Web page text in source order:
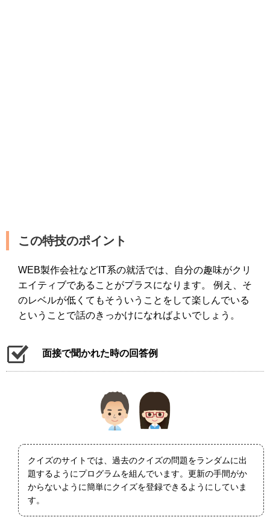
この特技のポイント
WEB製作会社などIT系の就活では、自分の趣味がクリ
エイティブであることがプラスになります。 例え、そ
のレベルが低くてもそういうことをして楽しんでいる
ということで話のきっかけになればよいでしょう。
面接で聞かれた時の回答例
クイズのサイトでは、過去のクイズの問題をランダムに出
題するようにプログラムを組んでいます。更新の手間がか
からないように簡単にクイズを登録できるようにしていま
す。